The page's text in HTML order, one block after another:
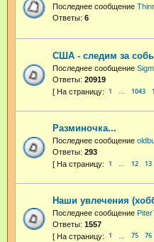
Последнее сообщение
Ответы: 6
США - следим за
Последнее сообщение
Ответы: 20919
1 … 1043
Разминочка...
Последнее сообщение
Ответы: 293
1 12 13
Наши увлечения
Последнее сообщение
Ответы: 1557
1 75 76